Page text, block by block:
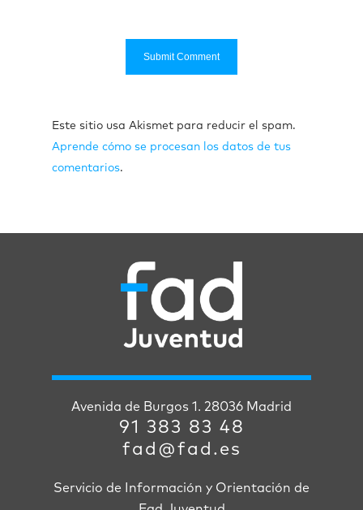
Este sitio usa Akismet para reducir el spam.
Aprende cómo se procesan los datos de tus
comentarios.
Avenida de Burgos 1. 28036 Madrid
91 383 83 48
fad@fad.es
Servicio de Información y Orientación de